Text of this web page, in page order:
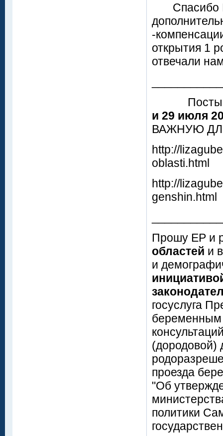
Спасибо
-
открытия 1
отвечали
Посты
и 29 июля
ВАЖНУЮ
http://
oblasti.html
http://
genshin.html
Прошу ЕР и
областей и
и
госуслуга
беременным
(дородовой)
проезда
"Об
политики